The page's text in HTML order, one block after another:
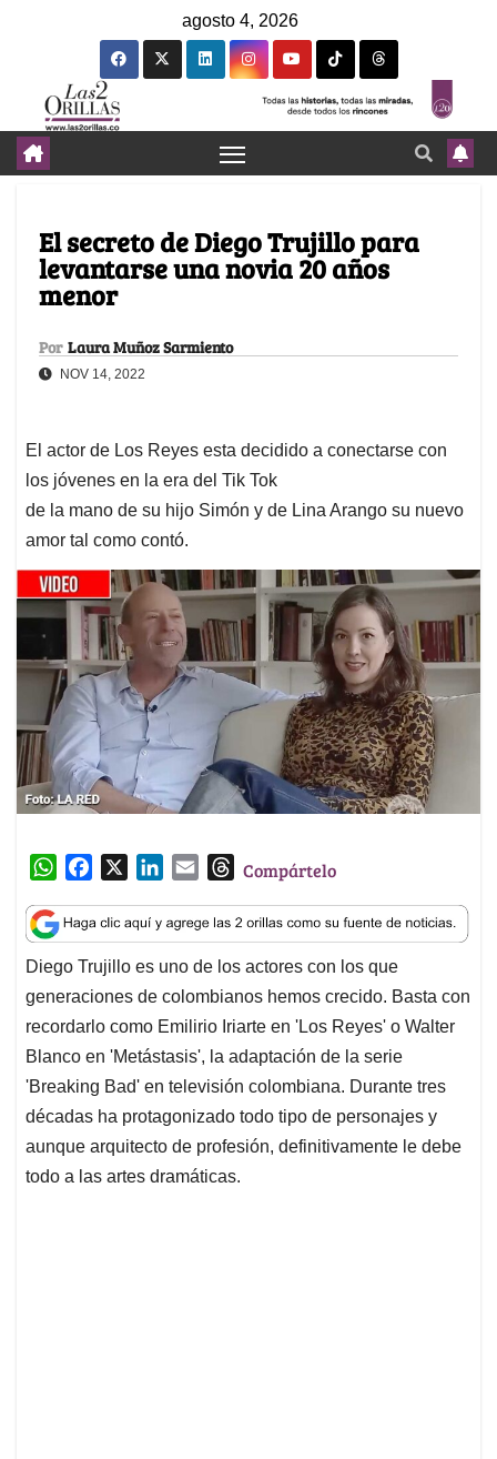
agosto 4, 2026
El secreto de Diego Trujillo para
levantarse una novia 20 años
menor
Por Laura Muñoz Sarmiento
NOV 14, 2022
El actor de Los Reyes esta decidido a conectarse con
los jóvenes en la era del Tik Tok
de la mano de su hijo Simón y de Lina Arango su nuevo
amor tal como contó.
W
a
t
s
A
p
p
c
e
b
o
o
k
n
k
e
d
I
n
a
i
l
T
r
e
a
d
s
Compártelo
Diego Trujillo es uno de los actores con los que
generaciones de colombianos hemos crecido. Basta con
recordarlo como Emilirio Iriarte en 'Los Reyes' o Walter
Blanco en 'Metástasis', la adaptación de la serie
'Breaking Bad' en televisión colombiana. Durante tres
décadas ha protagonizado todo tipo de personajes y
aunque arquitecto de profesión, definitivamente le debe
todo a las artes dramáticas.